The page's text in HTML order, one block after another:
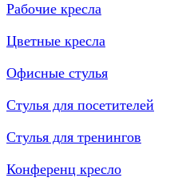
Рабочие кресла
Цветные кресла
Офисные стулья
Стулья для посетителей
Стулья для тренингов
Конференц кресло